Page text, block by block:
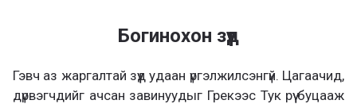
Богинохон зүүд
Гэвч аз жаргалтай зүүд удаан үргэлжилсэнгүй. Цагаачид,
дүрвэгчдийг ачсан завинуудыг Грекээс Тук рүү буцааж